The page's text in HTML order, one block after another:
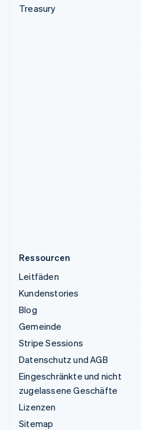
Treasury
Ressourcen
Leitfäden
Kundenstories
Blog
Gemeinde
Stripe Sessions
Datenschutz und AGB
Eingeschränkte und nicht
zugelassene Geschäfte
Lizenzen
Sitemap